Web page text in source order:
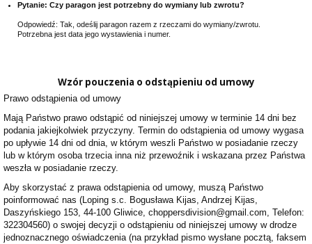
Pytanie: Czy paragon jest potrzebny do wymiany lub zwrotu?
Odpowiedź: Tak, odeślij paragon razem z rzeczami do wymiany/zwrotu.
Potrzebna jest data jego wystawienia i numer.
Wzór pouczenia o odstąpieniu od umowy
Prawo odstąpienia od umowy
Mają Państwo prawo odstąpić od niniejszej umowy w terminie 14 dni bez
podania jakiejkolwiek przyczyny. Termin do odstąpienia od umowy wygasa
po upływie 14 dni od dnia, w którym weszli Państwo w posiadanie rzeczy
lub w którym osoba trzecia inna niż przewoźnik i wskazana przez Państwa
weszła w posiadanie rzeczy.
Aby skorzystać z prawa odstąpienia od umowy, muszą Państwo
poinformować nas (Loping s.c. Bogusława Kijas, Andrzej Kijas,
Daszyńskiego 153, 44-100 Gliwice, choppersdivision@gmail.com, Telefon:
322304560) o swojej decyzji o odstąpieniu od niniejszej umowy w drodze
jednoznacznego oświadczenia (na przykład pismo wysłane pocztą, faksem